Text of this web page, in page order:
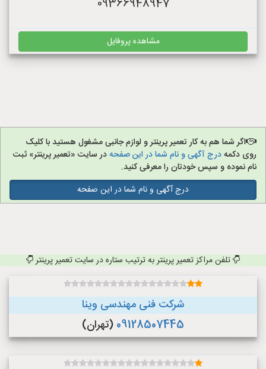
09366948947
مشاهده پروفایل
اگر شما هم به کار تعمیر پرینتر و لوازم جانبی مشغول هستید با کلیک
روی دکمهدرج آگهی و نام شما در این صفحهدر سایت «تعمیر پرینتر» ثبت
نام نموده و سپس خودتان را معرفی کنید.
درج آگهی و نام شما در این صفحه
تلفن مراکز تعمیر پرینتر به ترتیب ستاره در سایت تعمیر پرینتر
شرکت فنی مهندسی وینا
09128507445 (تهران)